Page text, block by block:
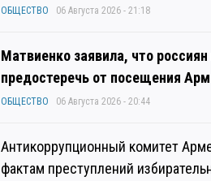
ОБЩЕСТВО 06 Августа 2026 - 21:18
Матвиенко заявила, что россиян
предостеречь от посещения
ОБЩЕСТВО 06 Августа 2026 - 20:44
Антикоррупционный комитет
фактам преступлений